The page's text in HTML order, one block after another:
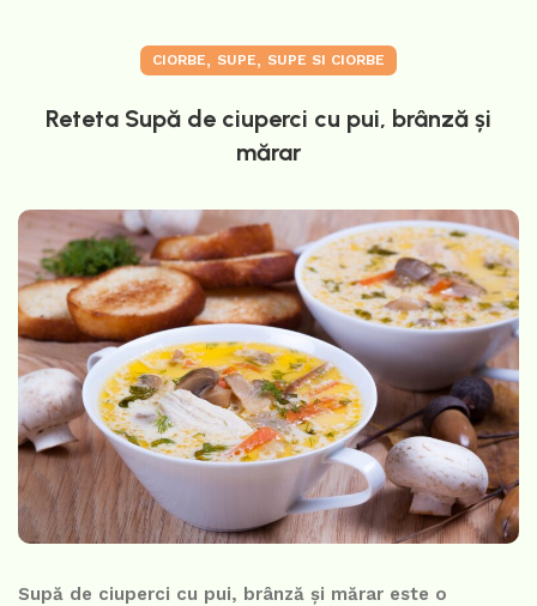
CIORBE, SUPE, SUPE SI CIORBE
Reteta Supă de ciuperci cu pui, brânză și
mărar
Supă de ciuperci cu pui, brânză și mărar este o